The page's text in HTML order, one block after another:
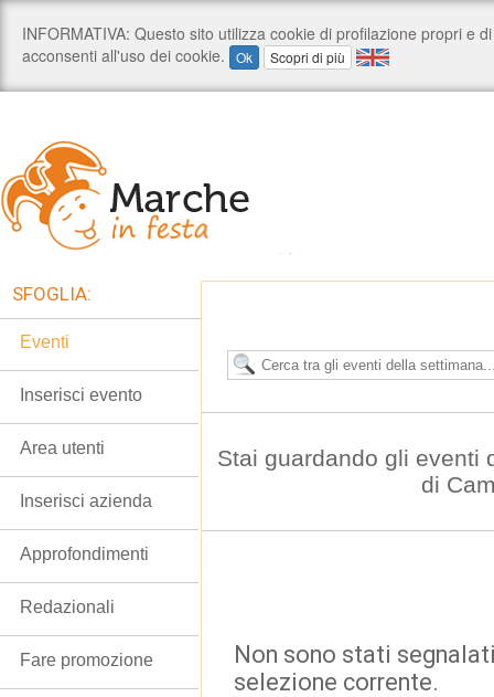
Stai guardando gli eventi
di
Non sono stati
selezione corrente.
SFOGLIA:
Eventi
Inserisci evento
Area utenti
Inserisci azienda
Approfondimenti
Redazionali
Fare promozione